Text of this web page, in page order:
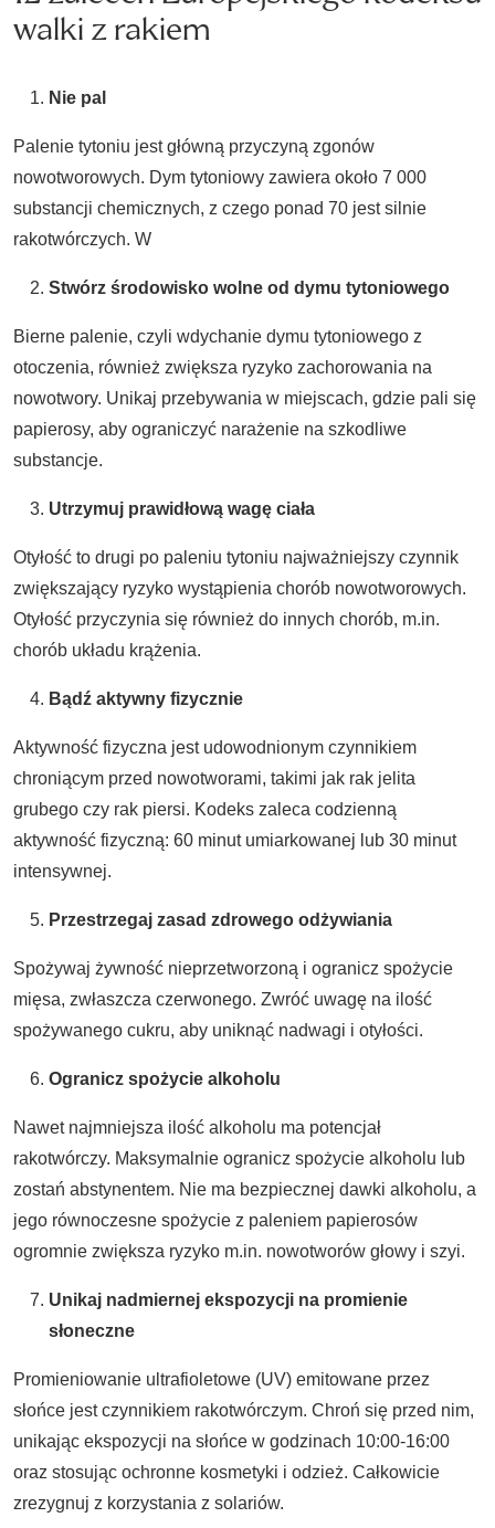
walki z rakiem
Nie pal
Palenie tytoniu jest główną przyczyną zgonów
nowotworowych. Dym tytoniowy zawiera około 7 000
substancji chemicznych, z czego ponad 70 jest silnie
rakotwórczych. W
Stwórz środowisko wolne od dymu tytoniowego
Bierne palenie, czyli wdychanie dymu tytoniowego z
otoczenia, również zwiększa ryzyko zachorowania na
nowotwory. Unikaj przebywania w miejscach, gdzie pali się
papierosy, aby ograniczyć narażenie na szkodliwe
substancje.
Utrzymuj prawidłową wagę ciała
Otyłość to drugi po paleniu tytoniu najważniejszy czynnik
zwiększający ryzyko wystąpienia chorób nowotworowych.
Otyłość przyczynia się również do innych chorób, m.in.
chorób układu krążenia.
Bądź aktywny fizycznie
Aktywność fizyczna jest udowodnionym czynnikiem
chroniącym przed nowotworami, takimi jak rak jelita
grubego czy rak piersi. Kodeks zaleca codzienną
aktywność fizyczną: 60 minut umiarkowanej lub 30 minut
intensywnej.
Przestrzegaj zasad zdrowego odżywiania
Spożywaj żywność nieprzetworzoną i ogranicz spożycie
mięsa, zwłaszcza czerwonego. Zwróć uwagę na ilość
spożywanego cukru, aby uniknąć nadwagi i otyłości.
Ogranicz spożycie alkoholu
Nawet najmniejsza ilość alkoholu ma potencjał
rakotwórczy. Maksymalnie ogranicz spożycie alkoholu lub
zostań abstynentem. Nie ma bezpiecznej dawki alkoholu, a
jego równoczesne spożycie z paleniem papierosów
ogromnie zwiększa ryzyko m.in. nowotworów głowy i szyi.
Unikaj nadmiernej ekspozycji na promienie
słoneczne
Promieniowanie ultrafioletowe (UV) emitowane przez
słońce jest czynnikiem rakotwórczym. Chroń się przed nim,
unikając ekspozycji na słońce w godzinach 10:00-16:00
oraz stosując ochronne kosmetyki i odzież. Całkowicie
zrezygnuj z korzystania z solariów.